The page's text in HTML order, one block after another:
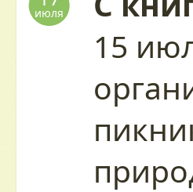
июля
15